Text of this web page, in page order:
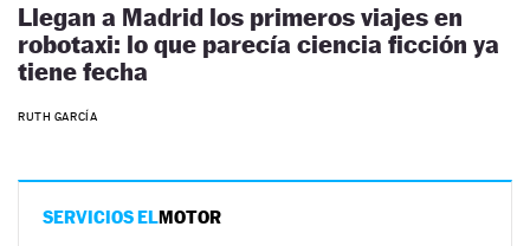
Llegan a Madrid los primeros viajes en
robotaxi: lo que parecía ciencia ficción ya
tiene fecha
RUTH GARCÍA
SERVICIOS ELMOTOR